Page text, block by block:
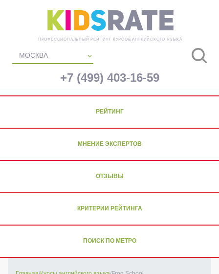
KidsRate
ПРОФЕССИОНАЛЬНЫЙ РЕЙТИНГ КУРСОВ АНГЛИЙСКОГО ЯЗЫКА
МОСКВА
+7 (499) 403-16-59
РЕЙТИНГ
МНЕНИЕ ЭКСПЕРТОВ
ОТЗЫВЫ
КРИТЕРИИ РЕЙТИНГА
ПОИСК ПО МЕТРО